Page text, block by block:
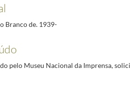
Branco de. 1939-
pelo Museu Nacional da Imprensa,